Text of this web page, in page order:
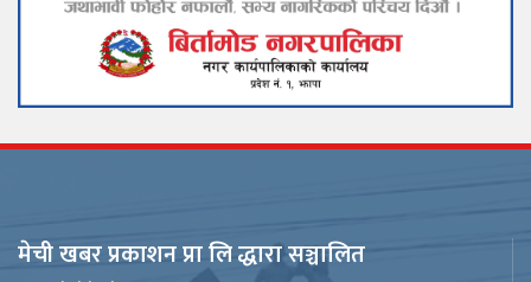
मेची खबर प्रकाशन प्रा लि द्धारा सञ्चालित